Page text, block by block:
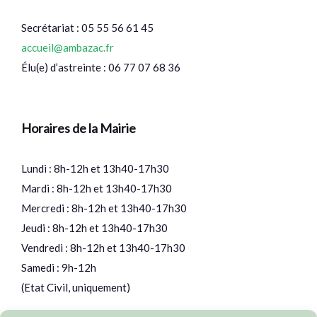
Secrétariat : 05 55 56 61 45
accueil@ambazac.fr
Élu(e) d’astreinte : 06 77 07 68 36
Horaires de la Mairie
Lundi : 8h-12h et 13h40-17h30
Mardi : 8h-12h et 13h40-17h30
Mercredi : 8h-12h et 13h40-17h30
Jeudi : 8h-12h et 13h40-17h30
Vendredi : 8h-12h et 13h40-17h30
Samedi : 9h-12h
(Etat Civil, uniquement)